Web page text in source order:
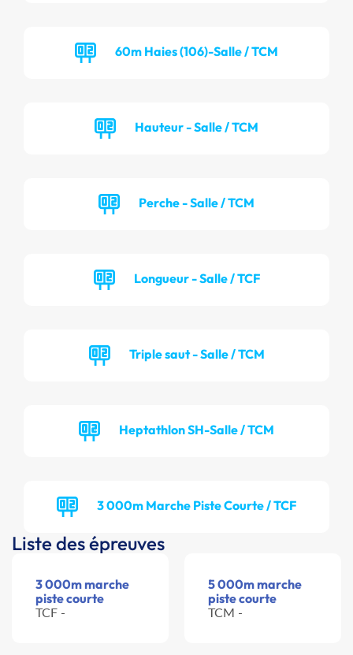
60m Haies (106)-Salle / TCM
Hauteur - Salle / TCM
Perche - Salle / TCM
Longueur - Salle / TCF
Triple saut - Salle / TCM
Heptathlon SH-Salle / TCM
3 000m Marche Piste Courte / TCF
Liste des épreuves
3 000m marche
piste courte
TCF -
5 000m marche
piste courte
TCM -